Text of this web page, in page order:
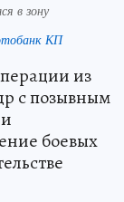
в зону
КП
из
с позывным
боевых